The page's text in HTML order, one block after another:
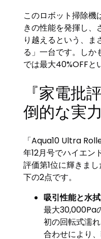
このロボット掃除機
きの性能を発揮し
り越えるという、ま
る」一台です。しか
では最大40%OFFと
『家電批
倒的な実力
「Aqua10 Ultra
年12月号でハイエン
評価第1位に輝きま
下の2点です。
吸引性能と水
最大30,000Pa
初の回転式濡
合わせにより